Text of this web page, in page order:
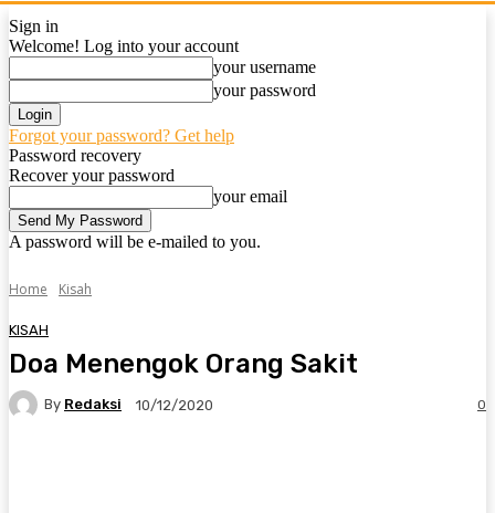
Sign in
Welcome! Log into your account
your username
your password
Forgot your password? Get help
Password recovery
Recover your password
your email
A password will be e-mailed to you.
Home Kisah
KISAH
Doa Menengok Orang Sakit
By Redaksi 10/12/2020 0